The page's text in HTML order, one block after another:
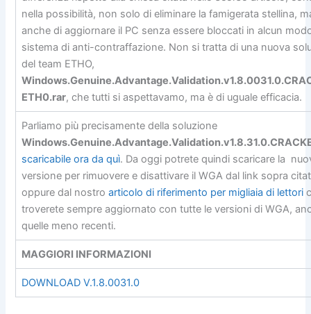
nella possibilità, non solo di eliminare la famigerata stellina,
anche di aggiornare il PC senza essere bloccati in alcun
sistema di anti-contraffazione. Non si tratta di una nuova
del team ETHO,
ETH0.rar, che tutti si aspettavamo, ma è di uguale efficacia.
Parliamo più precisamente della soluzione
scaricabile ora daquì. Da oggi potrete quindi scaricare la
versione per rimuovere e disattivare il WGA dal link sopra
oppure dal nostroarticolo di riferimento per migliaia di lettori
troverete sempre aggiornato con tutte le versioni di WGA,
quelle meno recenti.
MAGGIORI INFORMAZIONI
DOWNLOAD V.1.8.0031.0